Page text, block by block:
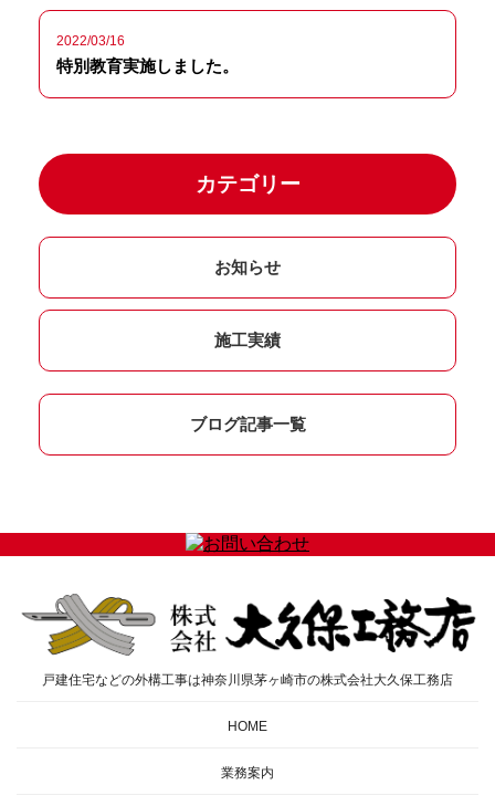
2022/03/16
特別教育実施しました。
カテゴリー
お知らせ
施工実績
ブログ記事一覧
戸建住宅などの外構工事は神奈川県茅ヶ崎市の株式会社大久保工務店
HOME
業務案内